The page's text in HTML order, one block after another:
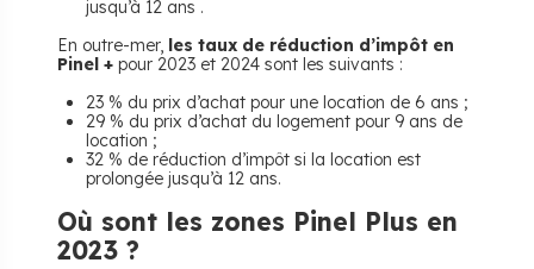
jusqu’à 12 ans .
En outre-mer, les taux de réduction d’impôt en
Pinel + pour 2023 et 2024 sont les suivants :
23 % du prix d’achat pour une location de 6 ans ;
29 % du prix d’achat du logement pour 9 ans de
location ;
32 % de réduction d’impôt si la location est
prolongée jusqu’à 12 ans.
Où sont les zones Pinel Plus en
2023 ?